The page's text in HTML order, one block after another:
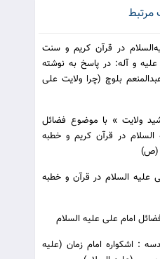
مرتبط
در قرآن کریم و سنت
علیه و آله: در پاسخ به نوشته
بلوچ (چرا ولایت علی
ولایت » با موضوع فضائل
السلام در قرآن کریم و خطبه
(ص)
علیه السلام در قرآن و خطبه
امام علی علیه السلام
: اشکواره امام زمان (علیه